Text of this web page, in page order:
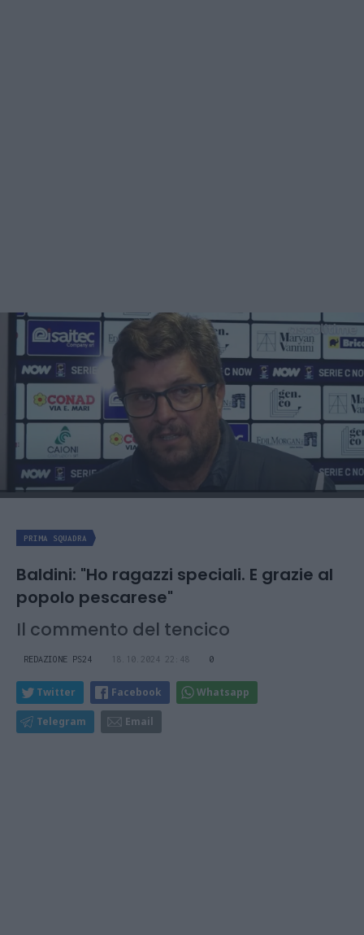
PRIMA SQUADRA
Baldini: "Ho ragazzi speciali. E grazie al
popolo pescarese"
Il commento del tencico
REDAZIONE PS24 18.10.2024 22:48 0
Twitter Facebook Whatsapp
Telegram Email